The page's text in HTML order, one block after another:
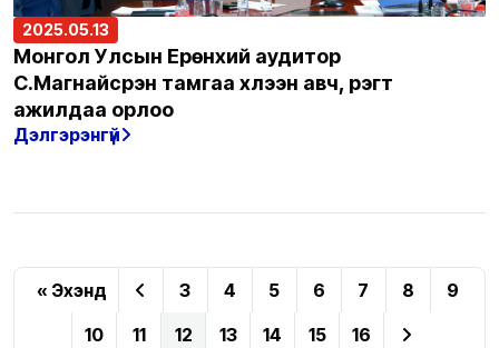
2025.05.13
Монгол Улсын Ерөнхий аудитор
С.Магнайсүрэн тамгаа хүлээн авч, үүрэгт
ажилдаа орлоо
Дэлгэрэнгүй
« Эхэнд 3 4 5 6 7 8
9
10
11 12 13 14 15 16